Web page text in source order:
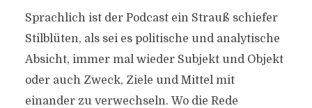
Sprachlich ist der Podcast ein Strauß schiefer
Stilblüten, als sei es politische und analytische
Absicht, immer mal wieder Subjekt und Objekt
oder auch Zweck, Ziele und Mittel mit
einander zu verwechseln. Wo die Rede